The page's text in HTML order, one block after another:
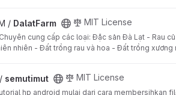
/ DalatFarm MIT License
cung cấp các loại: Đặc sản Đà Lạt - Rau
nhiên - Đất trồng rau và hoa - Đất trồng
semutimut MIT License
hp android mulai dari cara membersihkan